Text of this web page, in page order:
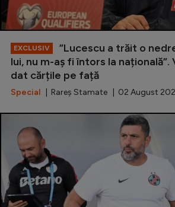
EXCLUSIV
”Lucescu a trăit o
lui, nu m-aș fi întors la
dat cărțile pe față
Special | Rareș Stamate | 02 August